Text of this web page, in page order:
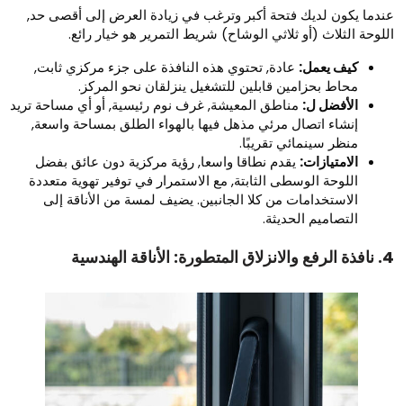
يكون لديك فتحة أكبر وترغب في زيادة العرض إلى أقصى حد,
الثلاث (أو ثلاثي الوشاح) شريط التمرير هو خيار رائع.
كيف يعمل:عادة, تحتوي هذه النافذة على جزء مركزي ثابت,
محاط بحزامين قابلين للتشغيل ينزلقان نحو المركز.
الأفضل ل:مناطق المعيشة, غرف نوم رئيسية, أو أي مساحة تريد
إنشاء اتصال مرئي مذهل فيها بالهواء الطلق بمساحة واسعة,
منظر سينمائي تقريبًا.
الامتيازات:يقدم نطاقا واسعا, رؤية مركزية دون عائق بفضل
اللوحة الوسطى الثابتة, مع الاستمرار في توفير تهوية متعددة
الاستخدامات من كلا الجانبين. يضيف لمسة من الأناقة إلى
التصاميم الحديثة.